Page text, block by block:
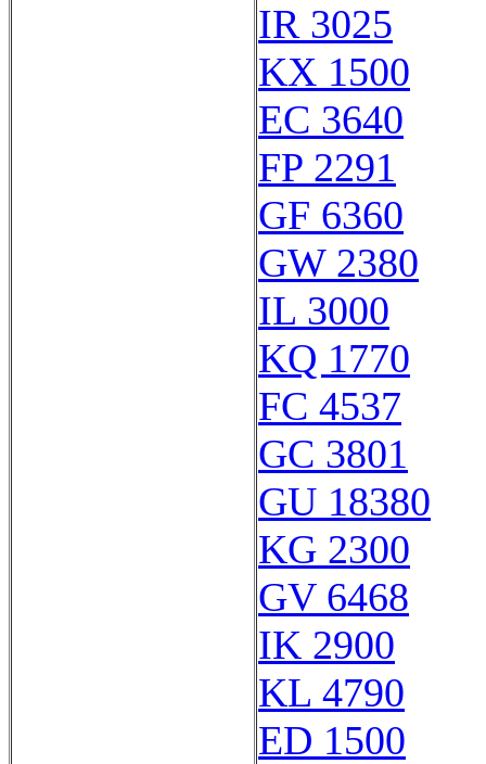
IR 3025
KX 1500
EC 3640
FP 2291
GF 6360
GW 2380
IL 3000
KQ 1770
FC 4537
GC 3801
GU 18380
KG 2300
GV 6468
IK 2900
KL 4790
ED 1500